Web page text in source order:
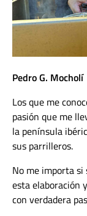
Pedro G. Mocholí
Los que me
pasión que me
la península
sus parrilleros.
No me importa si
esta elaboración
con verdadera